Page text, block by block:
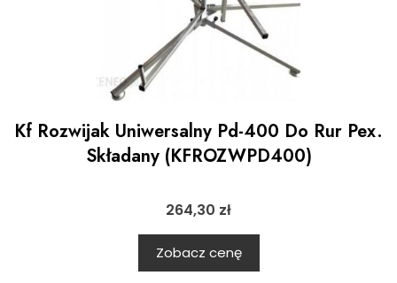
Kf Rozwijak Uniwersalny Pd-400 Do Rur Pex.
Składany (KFROZWPD400)
264,30 zł
Zobacz cenę